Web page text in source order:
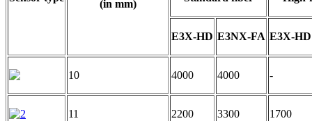
(in mm)
E3X-HD E3NX-FA E3X-HD
10 4000 4000 -
2 11 2200 3300 1700